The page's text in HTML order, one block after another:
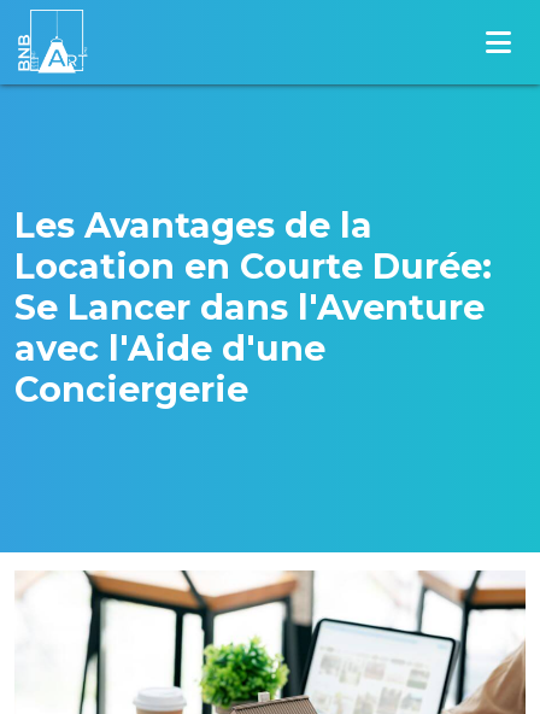
Les Avantages de la
Location en Courte Durée:
Se Lancer dans l'Aventure
avec l'Aide d'une
Conciergerie